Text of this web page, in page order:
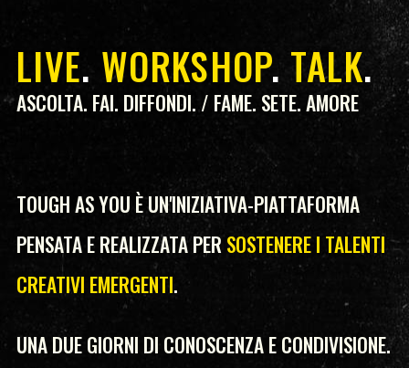
LIVE. WORKSHOP. TALK.
ASCOLTA. FAI. DIFFONDI. / FAME. SETE. AMORE
TOUGH AS YOU È UN'INIZIATIVA-PIATTAFORMA
PENSATA E REALIZZATA PER SOSTENERE I TALENTI
CREATIVI EMERGENTI.
UNA DUE GIORNI DI CONOSCENZA E CONDIVISIONE.